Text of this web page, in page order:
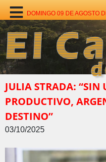
DOMINGO 09 DE AGOSTO
JULIA STRADA: “SIN
PRODUCTIVO,
DESTINO”
03/10/2025